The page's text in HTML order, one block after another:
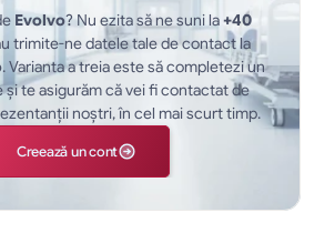
Evolvo? Nu ezita să ne suni la +40
sau trimite-ne datele tale de contact la
. Varianta a treia este să completezi un
și te asigurăm că vei fi contactat de
noștri, în cel mai scurt timp.
Creează un cont